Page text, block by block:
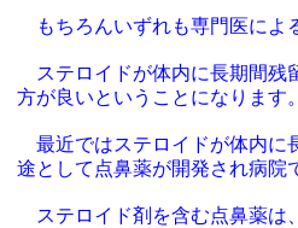
もちろんいずれも専門医によ
ステロイドが体内に長期間残
方が良いということになります。
最近ではステロイドが体内に
途として点鼻薬が開発され病院
ステロイド剤を含む点鼻薬は